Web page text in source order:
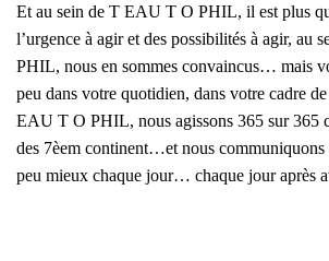
Et au sein de T EAU T O PHIL, il est plus
l’urgence à agir et des possibilités à agir, au
PHIL, nous en sommes convaincus… mais
peu dans votre quotidien, dans votre cadre
EAU T O PHIL, nous agissons 365 sur 365
des 7èem continent…et nous communiquons
peu mieux chaque jour… chaque jour après